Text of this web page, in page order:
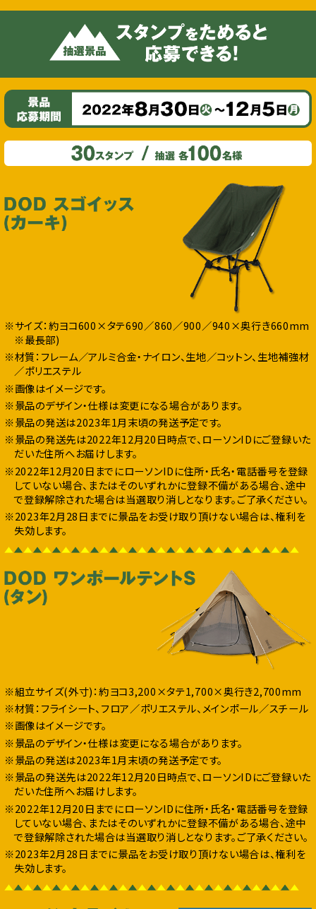
※サイズ：約ヨコ600×タテ690／860／900／940×奥行き660mm
※最長部)
※材質：フレーム／アルミ合金・ナイロン、生地／コットン、生地補強材
／ポリエステル
※画像はイメージです。
※景品のデザイン・仕様は変更になる場合があります。
※景品の発送は2023年1月末頃の発送予定です。
※景品の発送先は2022年12月20日時点で、ローソンIDにご登録いた
だいた住所へお届けします。
※2022年12月20日までにローソンIDに住所・氏名・電話番号を登録
していない場合、またはそのいずれかに登録不備がある場合、途中
で登録解除された場合は当選取り消しとなります。ご了承ください。
※2023年2月28日までに景品をお受け取り頂けない場合は、権利を
失効します。
※組立サイズ(外寸)：約ヨコ3,200×タテ1,700×奥行き2,700mm
※材質：フライシート、フロア／ポリエステル、メインポール／スチール
※画像はイメージです。
※景品のデザイン・仕様は変更になる場合があります。
※景品の発送は2023年1月末頃の発送予定です。
※景品の発送先は2022年12月20日時点で、ローソンIDにご登録いた
だいた住所へお届けします。
※2022年12月20日までにローソンIDに住所・氏名・電話番号を登録
していない場合、またはそのいずれかに登録不備がある場合、途中
で登録解除された場合は当選取り消しとなります。ご了承ください。
※2023年2月28日までに景品をお受け取り頂けない場合は、権利を
失効します。